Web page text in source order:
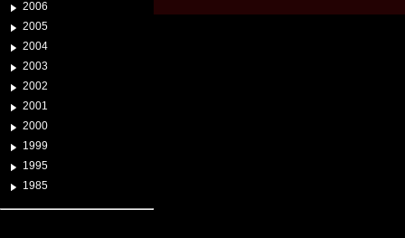
2006
2005
2004
2003
2002
2001
2000
1999
1995
1985